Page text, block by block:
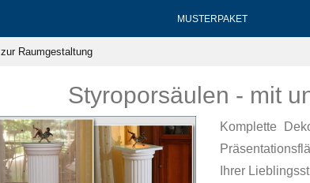
MUSTERPAKET
Raumgestaltung
Styroporsäulen - mit
Komplette
Ihrer